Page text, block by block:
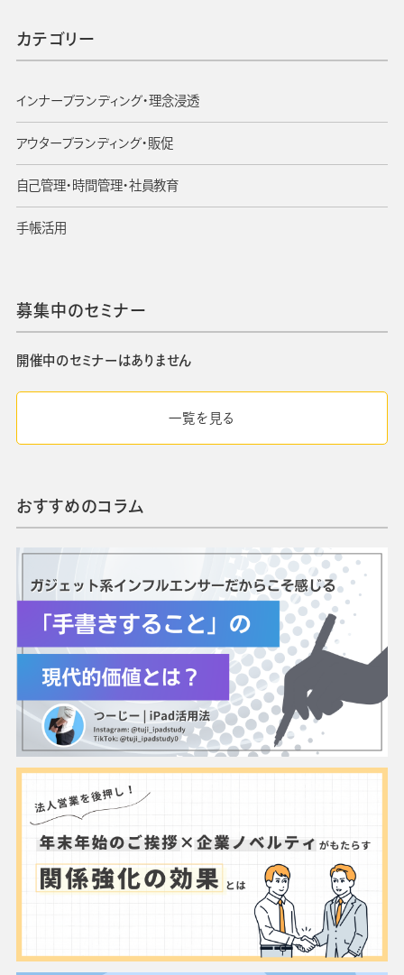
カテゴリー
インナーブランディング・理念浸透
アウターブランディング・販促
自己管理・時間管理・社員教育
手帳活用
募集中のセミナー
開催中のセミナーはありません
一覧を見る
おすすめのコラム